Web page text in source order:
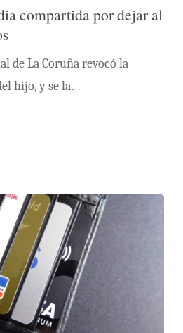
compartida por dejar al
de La Coruña revocó la
hijo, y se la…